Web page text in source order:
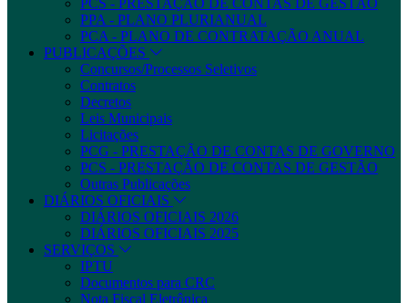
PPA - PLANO PLURIANUAL
PCA - PLANO DE CONTRATAÇÃO ANUAL
PUBLICAÇÕES
Concursos/Processos Seletivos
Contratos
Decretos
Leis Municipais
Licitações
PCG - PRESTAÇÃO DE CONTAS DE GOVERNO
PCS - PRESTAÇÃO DE CONTAS DE GESTÃO
Outras Publicações
DIÁRIOS OFICIAIS
DIÁRIOS OFICIAIS 2026
DIÁRIOS OFICIAIS 2025
SERVIÇOS
IPTU
Documentos para CRC
Nota Fiscal Eletrônica